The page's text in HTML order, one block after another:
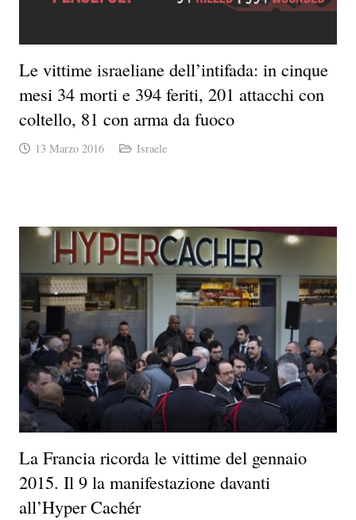
Le vittime israeliane dell’intifada: in cinque
mesi 34 morti e 394 feriti, 201 attacchi con
coltello, 81 con arma da fuoco
13 Marzo 2016 Israele
La Francia ricorda le vittime del gennaio
2015. Il 9 la manifestazione davanti
all’Hyper Cachér